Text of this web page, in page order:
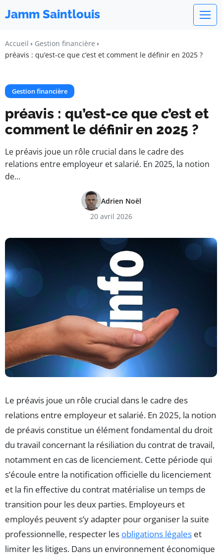
Jamm Saintlouis
Accueil
Gestion financière
préavis : qu’est-ce que c’est et comment le définir en 2025 ?
Gestion financière
préavis : qu’est-ce que c’est et
comment le définir en 2025 ?
Le préavis joue un rôle crucial dans le cadre des
relations entre employeur et salarié. En 2025, la notion
de…
Adrien Noël
20 avril 2026
Le préavis joue un rôle crucial dans le cadre des
relations entre employeur et salarié. En 2025, la notion
de préavis constitue un élément fondamental du droit
du travail concernant la résiliation du contrat de travail,
notamment en cas de licenciement. Cette période qui
s’écoule entre la notification officielle du licenciement
et la fin effective du contrat matérialise un temps de
transition pour les deux parties. Employeurs et
employés peuvent s’y adapter pour organiser la suite
professionnelle, respecter les obligations légales et
limiter les litiges. Dans un environnement économique